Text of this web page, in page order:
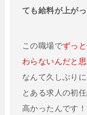
ても給料が上が
この職場でずっ
わらないんだと
なんて久しぶり
とある求人の初
高かったんです